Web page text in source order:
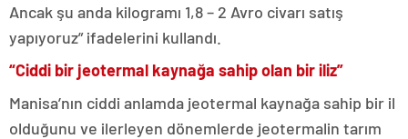
Ancak şu anda kilogramı 1,8 – 2 Avro civarı satış
yapıyoruz” ifadelerini kullandı.
“Ciddi bir jeotermal kaynağa sahip olan bir iliz”
Manisa’nın ciddi anlamda jeotermal kaynağa sahip bir il
olduğunu ve ilerleyen dönemlerde jeotermalin tarım